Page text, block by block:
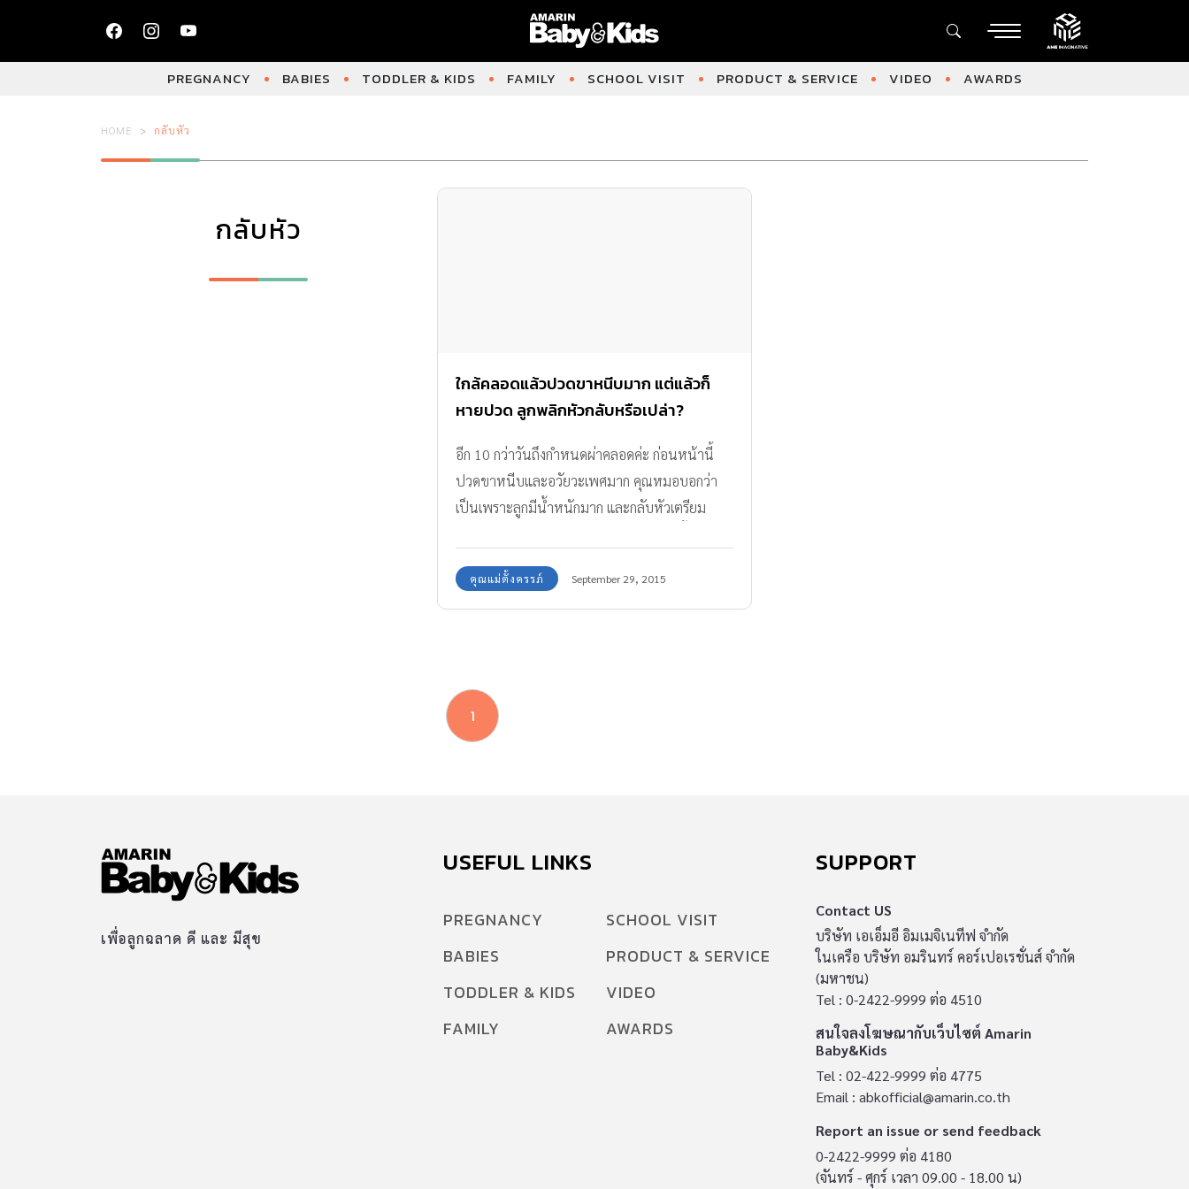
PREGNANCY BABIES TODDLER & KIDS FAMILY SCHOOL VISIT PRODUCT & SERVICE VIDEO AWARDS
HOME กลับหัว
กลับหัว
ใกล้คลอดแล้วปวดขาหนีบมาก แต่แล้วก็
หายปวด ลูกพลิกหัวกลับหรือเปล่า?
อีก 10 กว่าวันถึงกำหนดผ่าคลอดค่ะ ก่อนหน้านี้
ปวดขาหนีบและอวัยวะเพศมาก คุณหมอบอกว่า
เป็นเพราะลูกมีน้ำหนักมาก และกลับหัวเตรียม
คุณแม่ตั้งครรภ์ September 29, 2015
1
เพื่อลูกฉลาด ดี และ มีสุข
USEFUL LINKS
PREGNANCY
BABIES
TODDLER & KIDS
FAMILY
SCHOOL VISIT
PRODUCT & SERVICE
VIDEO
AWARDS
SUPPORT
Contact US
บริษัท เอเอ็มอี อิมเมจิเนทีฟ จำกัด
ในเครือ บริษัท อมรินทร์ คอร์เปอเรชั่นส์ จำกัด
(มหาชน)
Tel : 0-2422-9999 ต่อ 4510
สนใจลงโฆษณากับเว็บไซต์ Amarin
Baby&Kids
Tel : 02-422-9999 ต่อ 4775
Email : abkofficial@amarin.co.th
Report an issue or send feedback
0-2422-9999 ต่อ 4180
(จันทร์ - ศุกร์ เวลา 09.00 - 18.00 น)